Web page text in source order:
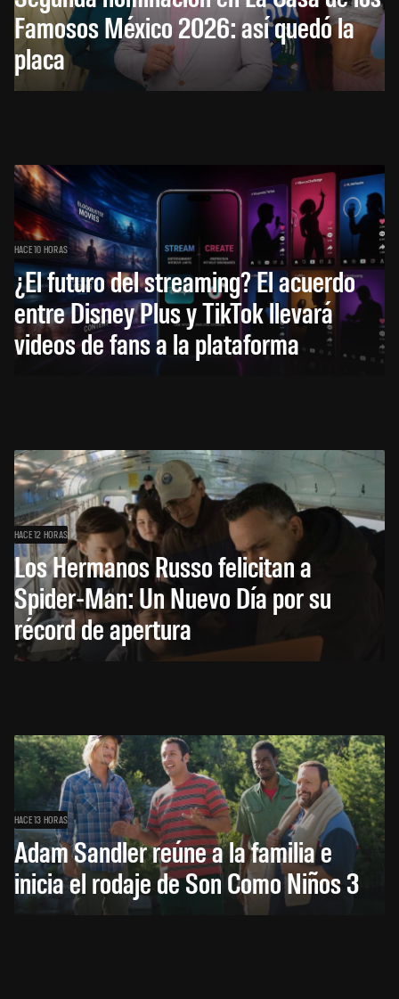
Famosos México 2026: así quedó la
placa
HACE 10 HORAS
¿El futuro del streaming? El acuerdo
entre Disney Plus y TikTok llevará
videos de fans a la plataforma
HACE 12 HORAS
Los Hermanos Russo felicitan a
Spider-Man: Un Nuevo Día por su
récord de apertura
HACE 13 HORAS
Adam Sandler reúne a la familia e
inicia el rodaje de Son Como Niños 3